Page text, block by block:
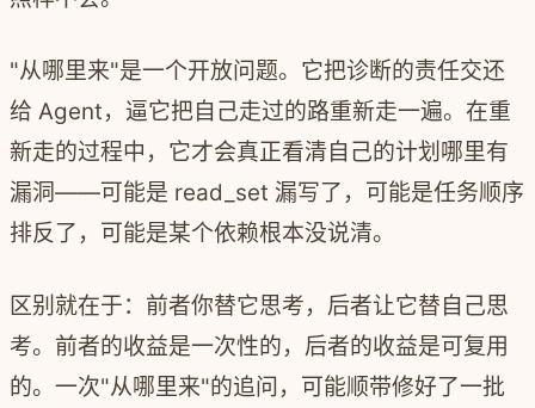
"从哪里来"是一个开放问题。它把诊断的责任交还
给 Agent，逼它把自己走过的路重新走一遍。在重
新走的过程中，它才会真正看清自己的计划哪里有
漏洞——可能是 read_set 漏写了，可能是任务顺序
排反了，可能是某个依赖根本没说清。
区别就在于：前者你替它思考，后者让它替自己思
考。前者的收益是一次性的，后者的收益是可复用
的。一次"从哪里来"的追问，可能顺带修好了一批